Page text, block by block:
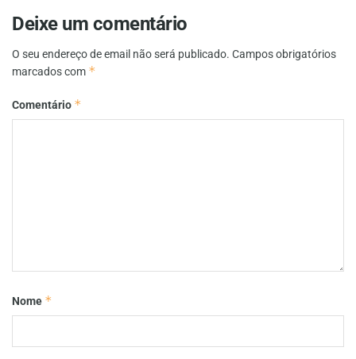
Deixe um comentário
O seu endereço de email não será publicado. Campos obrigatórios
marcados com *
Comentário *
Nome *